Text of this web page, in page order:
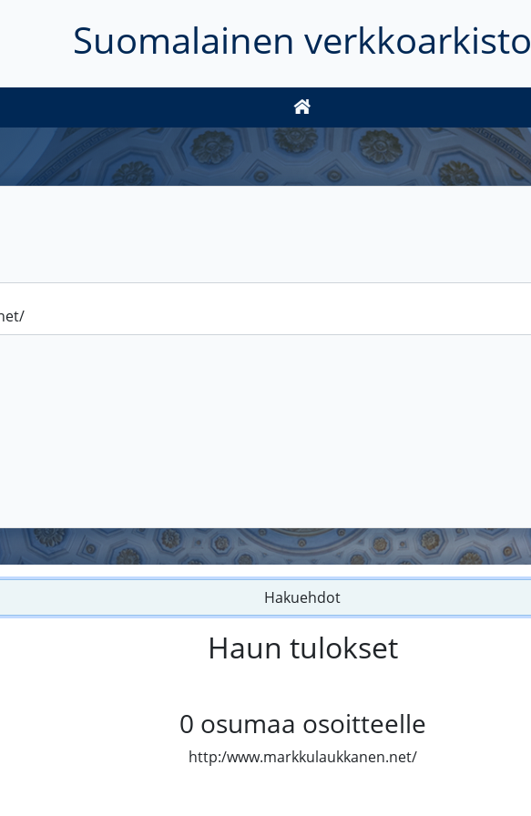
Suomalainen verkkoarkisto
Hakuehdot
Haun tulokset
0 osumaa osoitteelle
http:/www.markkulaukkanen.net/